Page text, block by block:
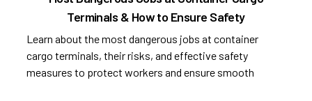
Terminals & How to Ensure Safety
Learn about the most dangerous jobs at container
cargo terminals, their risks, and effective safety
measures to protect workers and ensure smooth